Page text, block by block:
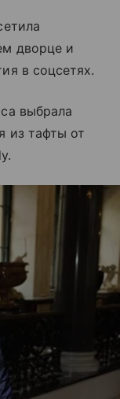
дворце и
в соцсетях.
выбрала
из тафты от